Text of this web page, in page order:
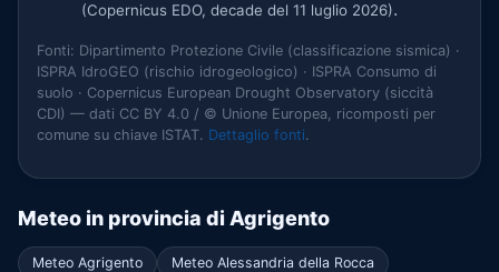
(Copernicus EDO, decade del 11 luglio 2026).
Fonti: Dipartimento Protezione Civile (classificazione sismica) ·
ISPRA IdroGEO (rischio idrogeologico) · ISPRA Consumo di
suolo · Copernicus European Drought Observatory (siccità
CDI) — dati CC BY 4.0 / © Unione Europea, ricomposti per
comune su chiave ISTAT. Dettaglio fonti.
Meteo in provincia di Agrigento
Meteo Agrigento Meteo Alessandria della Rocca